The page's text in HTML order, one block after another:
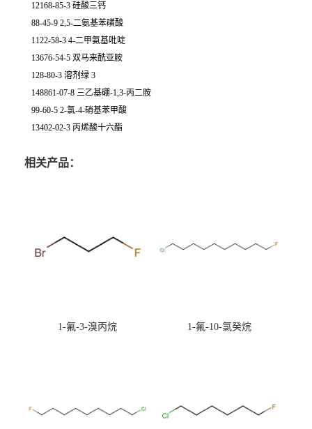
12168-85-3 硅酸三钙
88-45-9 2,5-二氨基苯磺酸
1122-58-3 4-二甲氨基吡啶
13676-54-5 双马来酰亚胺
128-80-3 溶剂绿 3
148861-07-8 三乙基硼-1,3-丙二胺
99-60-5 2-氯-4-硝基苯甲酸
13402-02-3 丙烯酸十六酯
相关产品：
1-氟-3-溴丙烷 1-氟-10-氯癸烷